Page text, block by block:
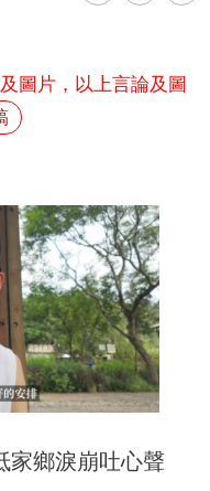
圖片，以上言論及圖
家鄉淚崩吐心聲